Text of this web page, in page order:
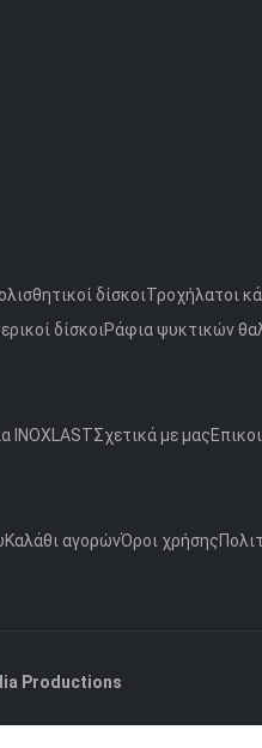
δίσκοιΤροχήλατοι
δίσκοιΡάφια ψυκτικών
INOXLASTΣχετικά με μας
Καλάθι αγορώνΌροι χρήσης
Productions